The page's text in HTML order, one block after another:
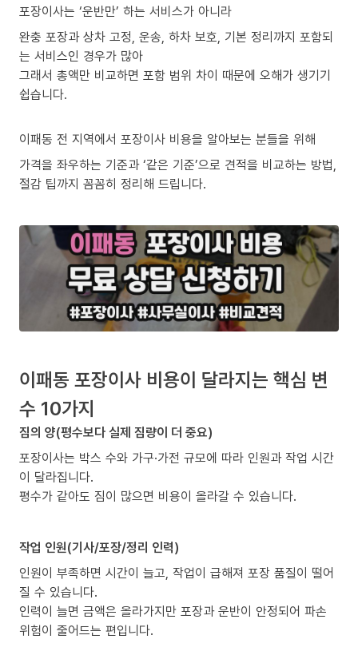
포장이사는 ‘운반만’ 하는 서비스가 아니라
완충 포장과 상차 고정, 운송, 하차 보호, 기본 정리까지 포함되
는 서비스인 경우가 많아
그래서 총액만 비교하면 포함 범위 차이 때문에 오해가 생기기
쉽습니다.
이패동 전 지역에서 포장이사 비용을 알아보는 분들을 위해
가격을 좌우하는 기준과 ‘같은 기준’으로 견적을 비교하는 방법,
절감 팁까지 꼼꼼히 정리해 드립니다.
이패동 포장이사 비용이 달라지는 핵심 변
수 10가지
짐의 양(평수보다 실제 짐량이 더 중요)
포장이사는 박스 수와 가구·가전 규모에 따라 인원과 작업 시간
이 달라집니다.
평수가 같아도 짐이 많으면 비용이 올라갈 수 있습니다.
작업 인원(기사/포장/정리 인력)
인원이 부족하면 시간이 늘고, 작업이 급해져 포장 품질이 떨어
질 수 있습니다.
인력이 늘면 금액은 올라가지만 포장과 운반이 안정되어 파손
위험이 줄어드는 편입니다.